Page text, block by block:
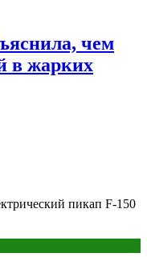
чем
в жарких
пикап F-150